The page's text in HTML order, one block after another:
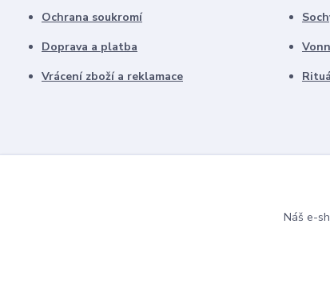
Ochrana soukromí
Doprava a platba
Vrácení zboží a reklamace
Náš e-